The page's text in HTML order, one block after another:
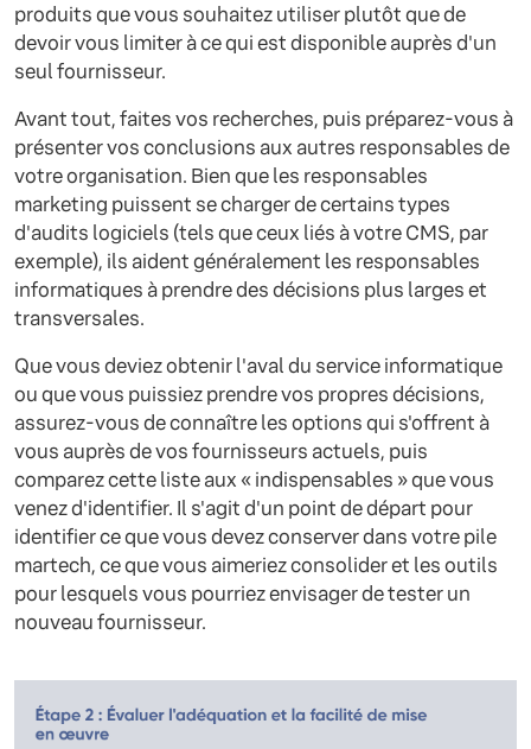
produits que vous souhaitez utiliser plutôt que de
devoir vous limiter à ce qui est disponible auprès d'un
seul fournisseur.
Avant tout, faites vos recherches, puis préparez-vous à
présenter vos conclusions aux autres responsables de
votre organisation. Bien que les responsables
marketing puissent se charger de certains types
d'audits logiciels (tels que ceux liés à votre CMS, par
exemple), ils aident généralement les responsables
informatiques à prendre des décisions plus larges et
transversales.
Que vous deviez obtenir l'aval du service informatique
ou que vous puissiez prendre vos propres décisions,
assurez-vous de connaître les options qui s'offrent à
vous auprès de vos fournisseurs actuels, puis
comparez cette liste aux « indispensables » que vous
venez d'identifier. Il s'agit d'un point de départ pour
identifier ce que vous devez conserver dans votre pile
martech, ce que vous aimeriez consolider et les outils
pour lesquels vous pourriez envisager de tester un
nouveau fournisseur.